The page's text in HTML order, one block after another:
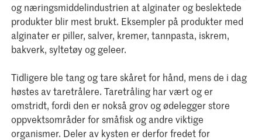
og næringsmiddelindustrien at alginater og beslektede
produkter blir mest brukt. Eksempler på produkter med
alginater er piller, salver, kremer, tannpasta, iskrem,
bakverk, syltetøy og geleer.
Tidligere ble tang og tare skåret for hånd, mens de i dag
høstes av taretrålere. Taretråling har vært og er
omstridt, fordi den er nokså grov og ødelegger store
oppvektsområder for småfisk og andre viktige
organismer. Deler av kysten er derfor fredet for